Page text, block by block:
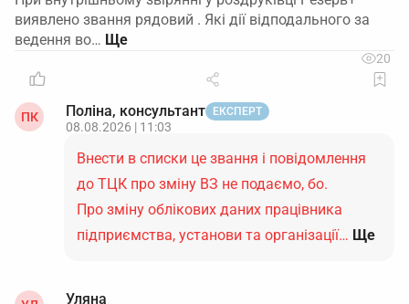
виявлено звання рядовий . Які дії відподального за
ведення во…
20
ПК Поліна, консультант ЕКСПЕРТ
08.08.2026 | 11:03
Внести в списки це звання і повідомлення
до ТЦК про зміну ВЗ не подаємо, бо.
Про зміну облікових даних працівника
підприємства, установи та організації… Ще
Уляна